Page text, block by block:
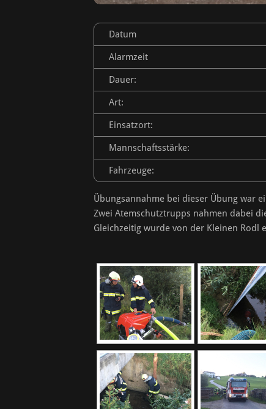
Datum
Alarmzeit
Dauer:
Art:
Einsatzort:
Mannschaftsstärke:
Fahrzeuge:
Übungsannahme bei dieser Übung war
Zwei Atemschutztrupps nahmen dabei
Gleichzeitig wurde von der Kleinen